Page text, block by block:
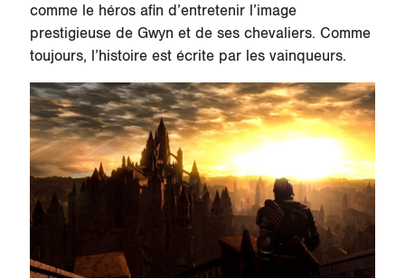
comme le héros afin d’entretenir l’image
prestigieuse de Gwyn et de ses chevaliers. Comme
toujours, l’histoire est écrite par les vainqueurs.